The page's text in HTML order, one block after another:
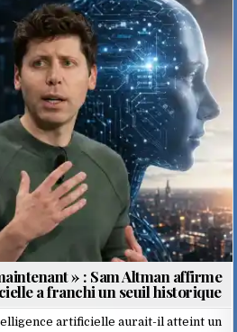
» : Sam Altman affirme
a franchi un seuil historique
artificielle aurait-il atteint un